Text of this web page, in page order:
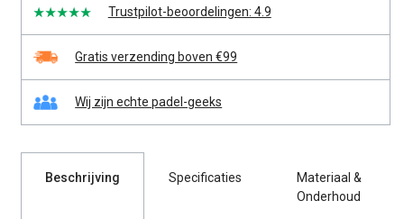
Trustpilot-beoordelingen: 4.9
Gratis verzending boven €99
Wij zijn echte padel-geeks
Beschrijving Specificaties
Materiaal &
Onderhoud